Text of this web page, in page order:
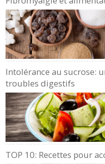
Intolérance au sucrose:
troubles digestifs
TOP 10: Recettes pour